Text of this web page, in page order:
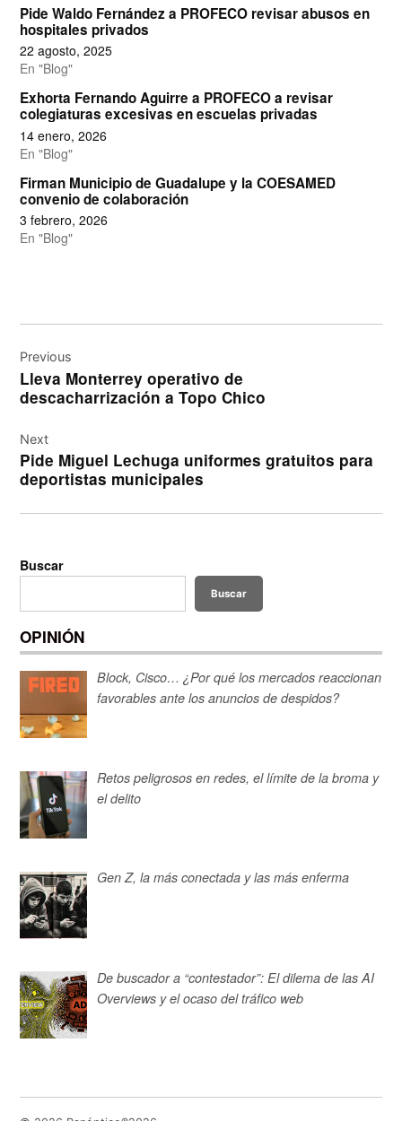
Pide Waldo Fernández a PROFECO revisar abusos en
hospitales privados
22 agosto, 2025
En "Blog"
Exhorta Fernando Aguirre a PROFECO a revisar
colegiaturas excesivas en escuelas privadas
14 enero, 2026
En "Blog"
Firman Municipio de Guadalupe y la COESAMED
convenio de colaboración
3 febrero, 2026
En "Blog"
de
entradas
Previous
Lleva Monterrey operativo de
descacharrización a Topo Chico
Next
Pide Miguel Lechuga uniformes gratuitos para
deportistas municipales
Buscar
Buscar
OPINIÓN
Block, Cisco… ¿Por qué los mercados reaccionan
favorables ante los anuncios de despidos?
Retos peligrosos en redes, el límite de la broma y
el delito
Gen Z, la más conectada y las más enferma
De buscador a “contestador”: El dilema de las AI
Overviews y el ocaso del tráfico web